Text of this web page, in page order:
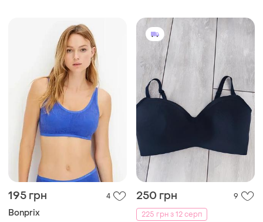
195 грн 4
Bonprix
250 грн
9
225 грн з 12 серп